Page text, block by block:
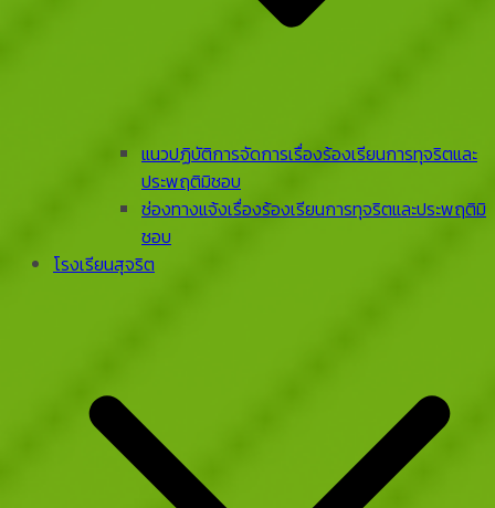
แนวปฏิบัติการจัดการเรื่องร้องเรียนการทุจริตและ
ประพฤติมิชอบ
ช่องทางแจ้งเรื่องร้องเรียนการทุจริตและประพฤติมิ
ชอบ
โรงเรียนสุจริต